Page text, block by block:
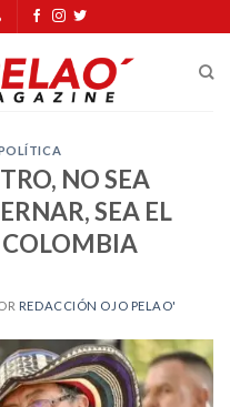
NO SEA
SEA EL
COLOMBIA
REDACCIÓN OJO PELAO'